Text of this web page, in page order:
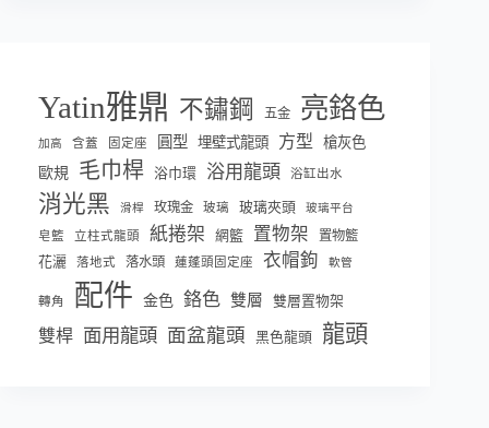
Yatin雅鼎 不鏽鋼 五金 亮鉻色
加高 含蓋 固定座 圓型 埋壁式龍頭 方型
槍灰色
歐規
毛巾桿 浴巾環 浴用龍頭 浴缸出水
消光黑 滑桿 玫瑰金 玻璃 玻璃夾頭 玻璃平台
皂籃 立柱式龍頭 紙捲架 網籃 置物架
置物籃
花灑
落地式 落水頭 蓮蓬頭固定座 衣帽鉤 軟管
轉角 配件 金色 鉻色 雙層 雙層置物架
雙桿 面用龍頭 面盆龍頭 黑色龍頭 龍頭